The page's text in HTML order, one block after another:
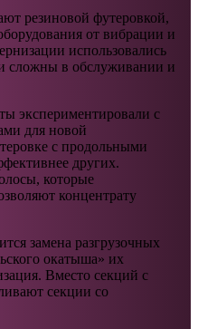
резиновой футеровкой,
от вибрации и
использовались
сложны в обслуживании и
экспериментировали с
для новой
с продольными
других.
которые
концентрату
замена разгрузочных
окатыша» их
Вместо секций с
секции со